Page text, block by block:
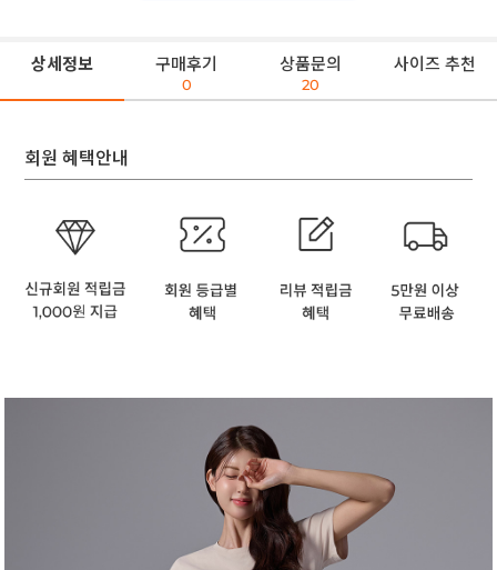
상세정보 구매후기
0
상품문의
20
사이즈 추천
회원 혜택안내